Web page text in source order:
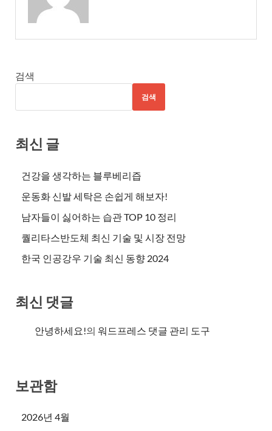
검색
검색
최신 글
건강을 생각하는 블루베리즙
운동화 신발 세탁은 손쉽게 해보자!
남자들이 싫어하는 습관 TOP 10 정리
퀄리타스반도체 최신 기술 및 시장 전망
한국 인공강우 기술 최신 동향 2024
최신 댓글
안녕하세요!의 워드프레스 댓글 관리 도구
보관함
2026년 4월